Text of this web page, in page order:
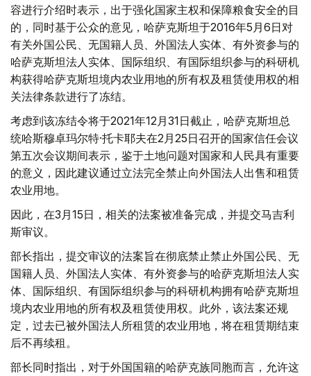
容进行介绍时表示，出于强化国家主权和保障粮食安全的目
的，同时基于公众的意见，哈萨克斯坦于2016年5月6日对
有关外国公民、无国籍人员、外国法人实体、有外资参与的
哈萨克斯坦法人实体、国际组织、有国际组织参与的科研机
构获得哈萨克斯坦境内农业用地的所有权及租赁使用权的相
关法律条款进行了冻结。
考虑到该冻结令将于2021年12月31日截止，哈萨克斯坦总
统哈斯穆卓玛尔特·托卡耶夫在2月25日召开的国家信任会议
第五次会议期间表示，鉴于土地问题对国家和人民具有重要
的意义，因此建议通过立法完全禁止向外国法人出售和租赁
农业用地。
因此，在3月15日，相关的法案被准备完成，并提交马吉利
斯审议。
部长指出，提交审议的法案旨在彻底禁止禁止外国公民、无
国籍人员、外国法人实体、有外资参与的哈萨克斯坦法人实
体、国际组织、有国际组织参与的科研机构拥有哈萨克斯坦
境内农业用地的所有权及租赁使用权。此外，该法案还规
定，过去已被外国法人所租赁的农业用地，将在租赁期结束
后不再续租。
部长同时指出，对于外国国籍的哈萨克族同胞而言，允许这